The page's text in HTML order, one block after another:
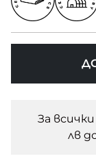
За
лв